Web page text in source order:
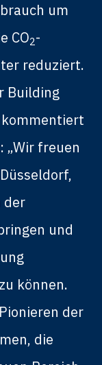
um
CO2-
reduziert.
Building
kommentiert
„Wir freuen
der
und
können.
der
die